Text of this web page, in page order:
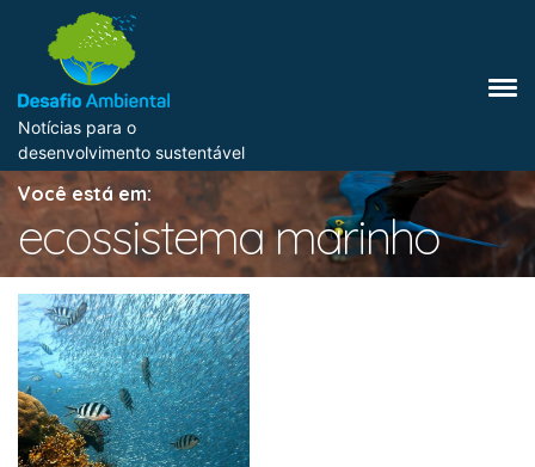
Notícias para o
desenvolvimento sustentável
Você está em:
ecossistema marinho